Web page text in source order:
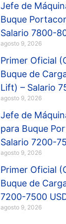
Jefe de
Buque
Salario 7800-
agosto 9, 2026
Primer Oficial
Buque de
Lift) – Salario
agosto 9, 2026
Jefe de
para Buque
Salario 7200-
agosto 9, 2026
Primer Oficial
Buque de
7200-7500
agosto 9, 2026